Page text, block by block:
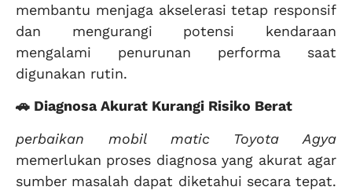
membantu menjaga akselerasi tetap responsif
dan mengurangi potensi kendaraan
mengalami penurunan performa saat
digunakan rutin.
🚗 Diagnosa Akurat Kurangi Risiko Berat
perbaikan mobil matic Toyota Agya
memerlukan proses diagnosa yang akurat agar
sumber masalah dapat diketahui secara tepat.